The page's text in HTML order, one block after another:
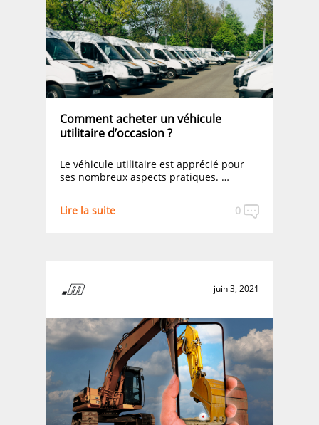
Comment acheter un véhicule
utilitaire d’occasion ?
Le véhicule utilitaire est apprécié pour
ses nombreux aspects pratiques. …
0
Lire la suite
juin 3, 2021